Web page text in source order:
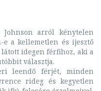
arról kénytelen
a kellemetlen és ijesztő
látott idegen férfihoz, aki a
választja.
leendő férjét, minden
rideg és kegyetlen